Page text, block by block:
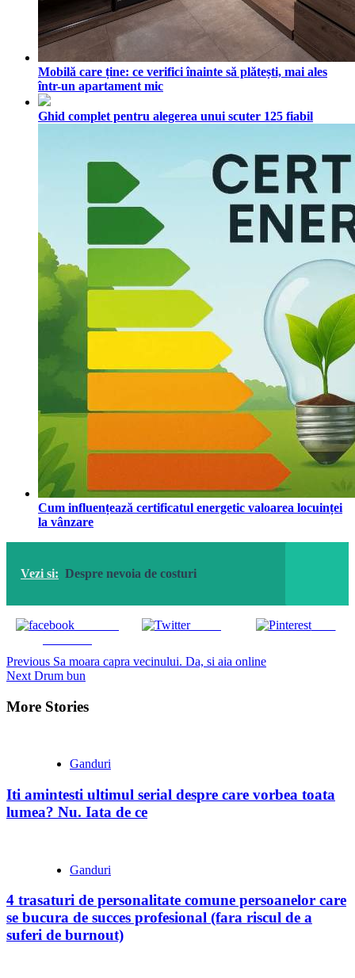
Mobilă care ține: ce verifici înainte să plătești, mai ales
într-un apartament mic
Ghid complet pentru alegerea unui scuter 125 fiabil
Cum influențează certificatul energetic valoarea locuinței
la vânzare
Vezi si: Despre nevoia de costuri
Tweet Save
Continue
Reading
Previous Sa moara capra vecinului. Da, si aia online
Next Drum bun
More Stories
Ganduri
Iti amintesti ultimul serial despre care vorbea toata
lumea? Nu. Iata de ce
Ganduri
4 trasaturi de personalitate comune persoanelor care
se bucura de succes profesional (fara riscul de a
suferi de burnout)